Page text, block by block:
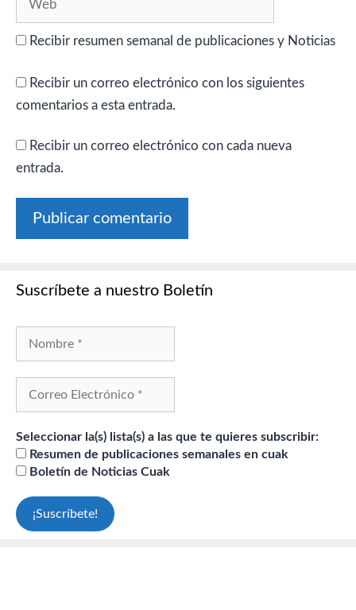
Recibir resumen semanal de publicaciones y Noticias
Recibir un correo electrónico con los siguientes
comentarios a esta entrada.
Recibir un correo electrónico con cada nueva
entrada.
Suscríbete a nuestro Boletín
Seleccionar la(s) lista(s) a las que te quieres subscribir:
Resumen de publicaciones semanales en cuak
Boletín de Noticias Cuak